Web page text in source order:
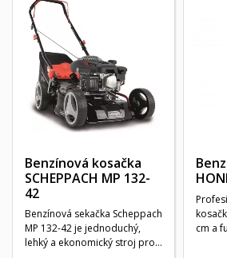
Benzínová kosačka
SCHEPPACH MP 132-
42
Benzínová sekačka Scheppach
MP 132-42 je jednoduchý,
lehký a ekonomický stroj pro
cm a